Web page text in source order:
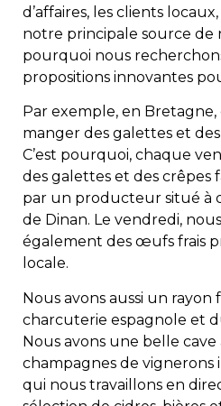
d’affaires, les clients
notre principale source de
pourquoi nous
propositions innovantes
Par exemple, en
manger des galettes et
C’est pourquoi, chaque
des galettes et des crêpes
par un producteur situé à
de Dinan. Le vendredi,
également des œufs frais
locale.
Nous avons aussi un rayon
charcuterie espagnole et
Nous avons une belle cave
champagnes de vignerons
qui nous travaillons en